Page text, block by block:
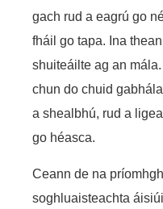
gach rud a eagrú go
fháil go tapa. Ina
shuiteáilte ag an
chun do chuid
a shealbhú, rud a
go héasca.
Ceann de na
soghluaisteachta